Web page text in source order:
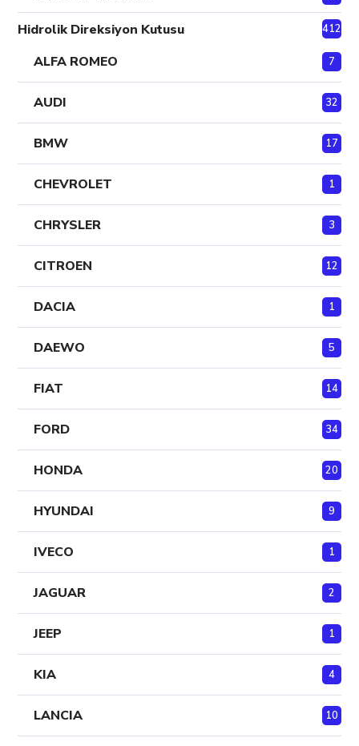
Hidrolik Direksiyon Kutusu 412
ALFA ROMEO 7
AUDI 32
BMW 17
CHEVROLET 1
CHRYSLER 3
CITROEN 12
DACIA 1
DAEWO 5
FIAT 14
FORD 34
HONDA 20
HYUNDAI 9
IVECO 1
JAGUAR 2
JEEP 1
KIA 4
LANCIA 10